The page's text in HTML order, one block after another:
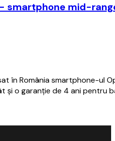
– smartphone mid-
în România smartphone-ul
şi o garanţie de 4 ani pentru